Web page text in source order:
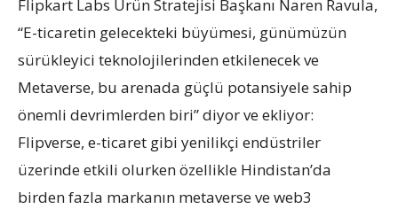
Flipkart Labs Ürün Stratejisi Başkanı Naren Ravula,
“E-ticaretin gelecekteki büyümesi, günümüzün
sürükleyici teknolojilerinden etkilenecek ve
Metaverse, bu arenada güçlü potansiyele sahip
önemli devrimlerden biri” diyor ve ekliyor:
Flipverse, e-ticaret gibi yenilikçi endüstriler
üzerinde etkili olurken özellikle Hindistan’da
birden fazla markanın metaverse ve web3